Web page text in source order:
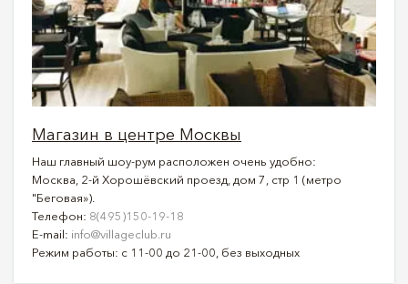
Магазин в центре Москвы
Наш главный шоу-рум расположен очень удобно:
Москва, 2-й Хорошёвский проезд, дом 7, стр 1 (метро
"Беговая»).
Телефон: 8(495)150-19-18
E-mail: info@villageclub.ru
Режим работы: с 11-00 до 21-00, без выходных